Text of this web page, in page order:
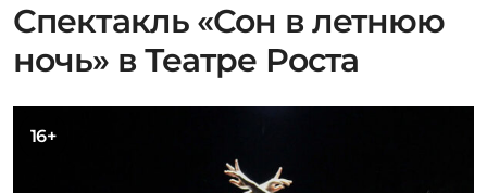
Спектакль «Сон в летнюю
ночь» в Театре Роста
16+